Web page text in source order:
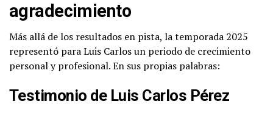
agradecimiento
Más allá de los resultados en pista, la temporada 2025
representó para Luis Carlos un periodo de crecimiento
personal y profesional. En sus propias palabras:
Testimonio de Luis Carlos Pérez